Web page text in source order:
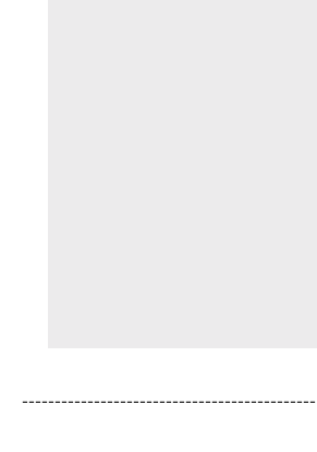
---------------------------------------------